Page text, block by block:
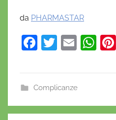
da PHARMASTAR
F
e
b
T
er
E
l
W
A
Complicanze